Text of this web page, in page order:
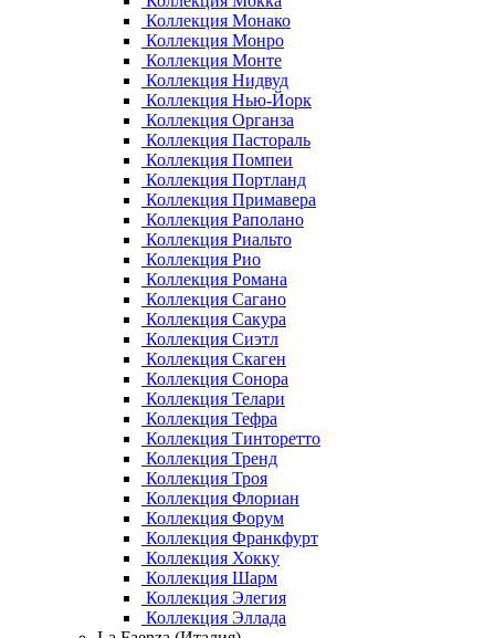
Коллекция Монако
Коллекция Монро
Коллекция Монте
Коллекция Нидвуд
Коллекция Нью-Йорк
Коллекция Органза
Коллекция Пастораль
Коллекция Помпеи
Коллекция Портланд
Коллекция Примавера
Коллекция Раполано
Коллекция Риальто
Коллекция Рио
Коллекция Романа
Коллекция Сагано
Коллекция Сакура
Коллекция Сиэтл
Коллекция Скаген
Коллекция Сонора
Коллекция Телари
Коллекция Тефра
Коллекция Тинторетто
Коллекция Тренд
Коллекция Троя
Коллекция Флориан
Коллекция Форум
Коллекция Франкфурт
Коллекция Хокку
Коллекция Шарм
Коллекция Элегия
Коллекция Эллада